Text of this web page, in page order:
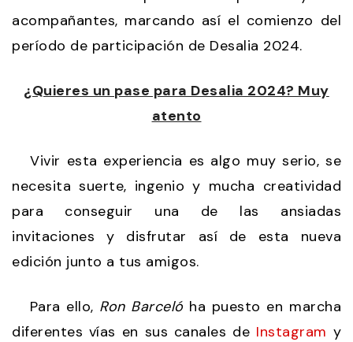
acompañantes, marcando así el comienzo del
período de participación de Desalia 2024.
¿Quieres un pase para Desalia 2024? Muy
atento
Vivir esta experiencia es algo muy serio, se
necesita suerte, ingenio y mucha creatividad
para conseguir una de las ansiadas
invitaciones y disfrutar así de esta nueva
edición junto a tus amigos.
Para ello, Ron Barceló ha puesto en marcha
diferentes vías en sus canales de Instagram y